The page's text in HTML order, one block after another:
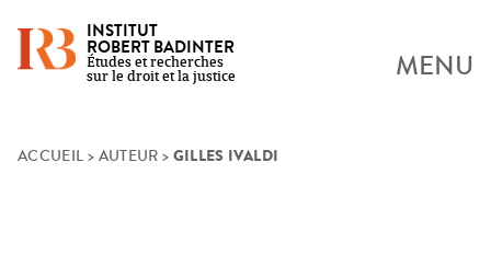
Skip
INSTITUT
ROBERT BADINTER
Études et recherches
sur le droit et la justice
MENU
ACCUEIL > AUTEUR > GILLES IVALDI